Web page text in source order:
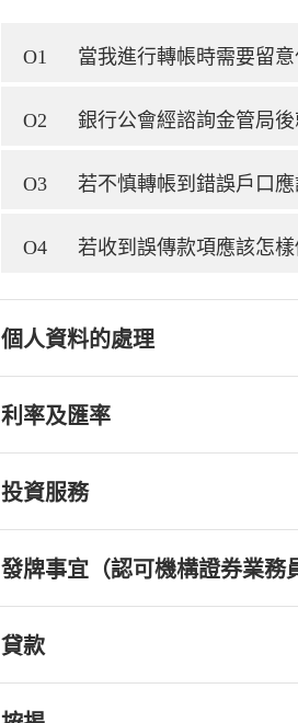
O1 當我進行轉帳時需要留
O2 銀行公會經諮詢金管局
O3 若不慎轉帳到錯誤戶口
O4 若收到誤傳款項應該怎
個人資料的處理
利率及匯率
投資服務
發牌事宜（認可機構證券業務
貸款